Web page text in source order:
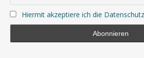
Hiermit akzeptiere ich die